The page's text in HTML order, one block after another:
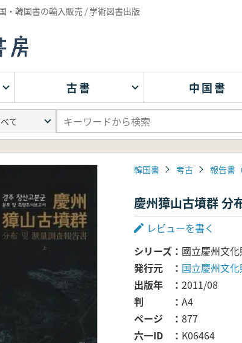
・韓国書の輸入販売 / 学術図書出版
古書 中国書
韓国書 考古 報告書
慶州獐山古墳群
レビューを書く
シリーズ
國立慶州文
発行元
国立慶州文
出版年
2011/08
判
A4
ページ
877
六一ID
K06464